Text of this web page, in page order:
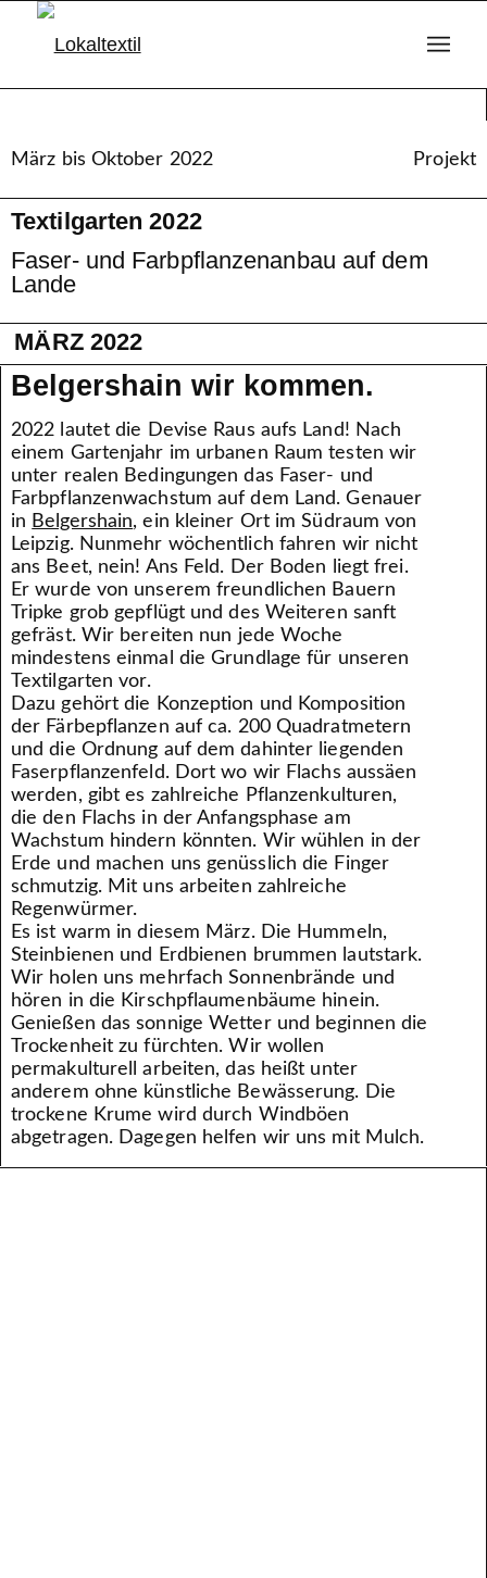
März bis Oktober 2022 Projekt
Textilgarten 2022
Faser- und Farbpflanzenanbau auf dem
Lande
MÄRZ 2022
Belgershain wir kommen.
2022 lautet die Devise Raus aufs Land! Nach
einem Gartenjahr im urbanen Raum testen wir
unter realen Bedingungen das Faser- und
Farbpflanzenwachstum auf dem Land. Genauer
in Belgershain, ein kleiner Ort im Südraum von
Leipzig. Nunmehr wöchentlich fahren wir nicht
ans Beet, nein! Ans Feld. Der Boden liegt frei.
Er wurde von unserem freundlichen Bauern
Tripke grob gepflügt und des Weiteren sanft
gefräst. Wir bereiten nun jede Woche
mindestens einmal die Grundlage für unseren
Textilgarten vor.
Dazu gehört die Konzeption und Komposition
der Färbepflanzen auf ca. 200 Quadratmetern
und die Ordnung auf dem dahinter liegenden
Faserpflanzenfeld. Dort wo wir Flachs aussäen
werden, gibt es zahlreiche Pflanzenkulturen,
die den Flachs in der Anfangsphase am
Wachstum hindern könnten. Wir wühlen in der
Erde und machen uns genüsslich die Finger
schmutzig. Mit uns arbeiten zahlreiche
Regenwürmer.
Es ist warm in diesem März. Die Hummeln,
Steinbienen und Erdbienen brummen lautstark.
Wir holen uns mehrfach Sonnenbrände und
hören in die Kirschpflaumenbäume hinein.
Genießen das sonnige Wetter und beginnen die
Trockenheit zu fürchten. Wir wollen
permakulturell arbeiten, das heißt unter
anderem ohne künstliche Bewässerung. Die
trockene Krume wird durch Windböen
abgetragen. Dagegen helfen wir uns mit Mulch.